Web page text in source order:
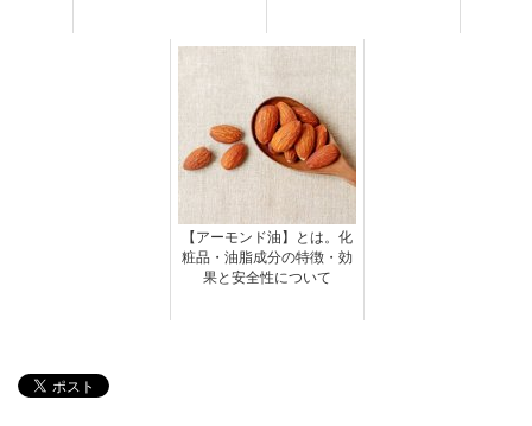
【アーモンド油】とは。化
粧品・油脂成分の特徴・効
果と安全性について